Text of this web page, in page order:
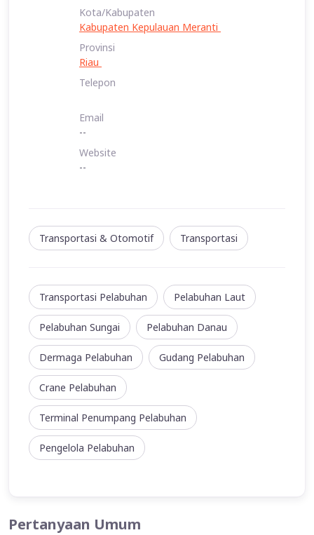
Kota/Kabupaten
Kabupaten Kepulauan Meranti
Provinsi
Riau
Telepon
Email
--
Website
--
Transportasi & Otomotif Transportasi
Transportasi Pelabuhan Pelabuhan Laut
Pelabuhan Sungai Pelabuhan Danau
Dermaga Pelabuhan Gudang Pelabuhan
Crane Pelabuhan
Terminal Penumpang Pelabuhan
Pengelola Pelabuhan
Pertanyaan Umum